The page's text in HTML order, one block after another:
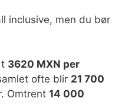
inclusive, men du bør
3620 MXN per
ofte blir 21 700
Omtrent 14 000